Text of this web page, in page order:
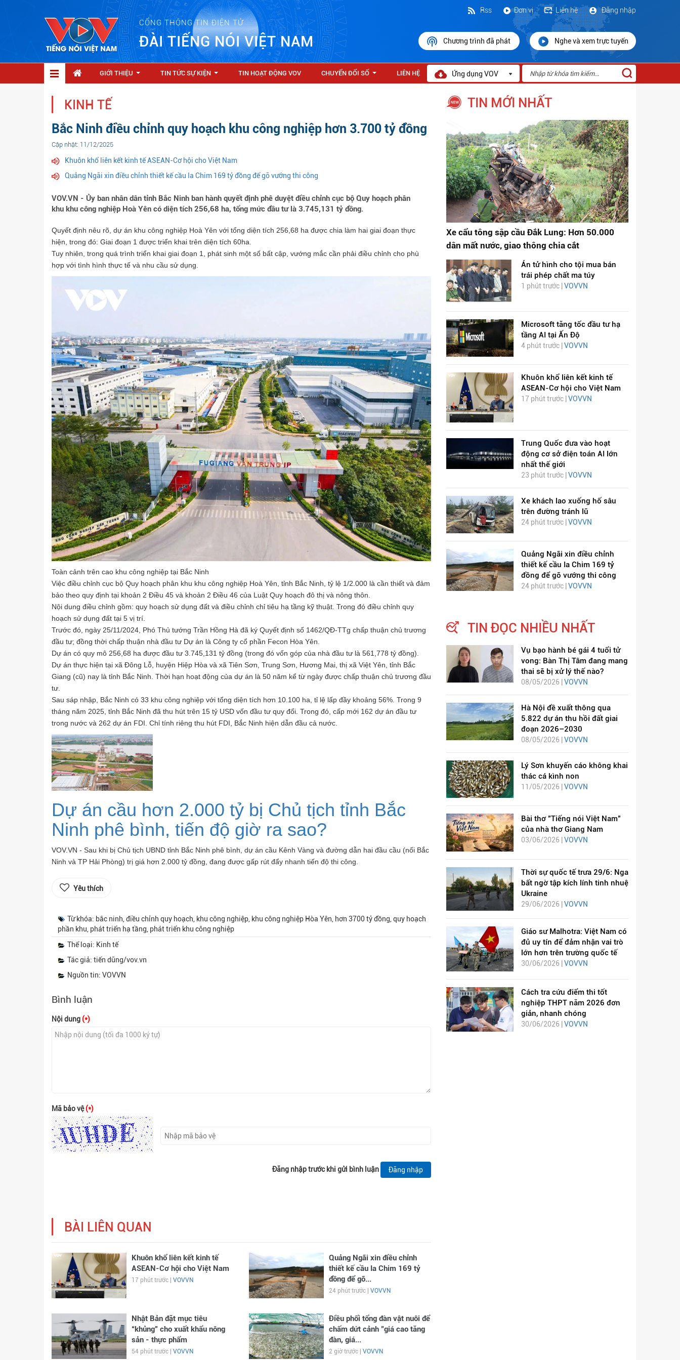
CỔNG THÔNG TIN ĐIỆN TỬ
ĐÀI TIẾNG NÓI VIỆT NAM
Đăng nhập
Liên hệ
Đơn vị
Rss
Chương trình đã phát Nghe và xem trực tuyến
GIỚI THIỆU TIN TỨC SỰ KIỆN TIN HOẠT ĐỘNG VOV CHUYỂN ĐỔI SỐ LIÊN HỆ Ứng dụng VOV
KINH TẾ
Bắc Ninh điều chỉnh quy hoạch khu công nghiệp hơn 3.700 tỷ đồng
Cập nhật: 11/12/2025
Khuôn khổ liên kết kinh tế ASEAN-Cơ hội cho Việt Nam
Quảng Ngãi xin điều chỉnh thiết kế cầu Ia Chim 169 tỷ đồng để gỡ vướng thi công
VOV.VN - Ủy ban nhân dân tỉnh Bắc Ninh ban hành quyết định phê duyệt điều chỉnh cục bộ Quy hoạch phân
khu khu công nghiệp Hoà Yên có diện tích 256,68 ha, tổng mức đầu tư là 3.745,131 tỷ đồng.
Quyết định nêu rõ, dự án khu công nghiệp Hoà Yên với tổng diện tích 256,68 ha được chia làm hai giai đoạn thực
hiện, trong đó: Giai đoạn 1 được triển khai trên diện tích 60ha.
Tuy nhiên, trong quá trình triển khai giai đoạn 1, phát sinh một số bất cập, vướng mắc cần phải điều chỉnh cho phù
hợp với tình hình thực tế và nhu cầu sử dụng.
Toàn cảnh trên cao khu công nghiệp tại Bắc Ninh
Việc điều chỉnh cục bộ Quy hoạch phân khu khu công nghiệp Hoà Yên, tỉnh Bắc Ninh, tỷ lệ 1/2.000 là cần thiết và đảm
bảo theo quy định tại khoản 2 Điều 45 và khoản 2 Điều 46 của Luật Quy hoạch đô thị và nông thôn.
Nội dung điều chỉnh gồm: quy hoạch sử dụng đất và điều chỉnh chỉ tiêu hạ tầng kỹ thuật. Trong đó điều chỉnh quy
hoạch sử dụng đất tại 5 vị trí.
Trước đó, ngày 25/11/2024, Phó Thủ tướng Trần Hồng Hà đã ký Quyết định số 1462/QĐ-TTg chấp thuận chủ trương
đầu tư; đồng thời chấp thuận nhà đầu tư Dự án là Công ty cổ phần Fecon Hòa Yên.
Dự án có quy mô 256,68 ha được đầu tư 3.745,131 tỷ đồng (trong đó vốn góp của nhà đầu tư là 561,778 tỷ đồng).
Dự án thực hiện tại xã Đông Lỗ, huyện Hiệp Hòa và xã Tiên Sơn, Trung Sơn, Hương Mai, thị xã Việt Yên, tỉnh Bắc
Giang (cũ) nay là tỉnh Bắc Ninh. Thời hạn hoạt động của dự án là 50 năm kể từ ngày được chấp thuận chủ trương đầu
tư.
Sau sáp nhập, Bắc Ninh có 33 khu công nghiệp với tổng diện tích hơn 10.100 ha, tỉ lệ lấp đầy khoảng 56%. Trong 9
tháng năm 2025, tỉnh Bắc Ninh đã thu hút trên 15 tỷ USD vốn đầu tư quy đổi. Trong đó, cấp mới 162 dự án đầu tư
trong nước và 262 dự án FDI. Chỉ tính riêng thu hút FDI, Bắc Ninh hiện dẫn đầu cả nước.
Dự án cầu hơn 2.000 tỷ bị Chủ tịch tỉnh Bắc
Ninh phê bình, tiến độ giờ ra sao?
VOV.VN - Sau khi bị Chủ tịch UBND tỉnh Bắc Ninh phê bình, dự án cầu Kênh Vàng và đường dẫn hai đầu cầu (nối Bắc
Ninh và TP Hải Phòng) trị giá hơn 2.000 tỷ đồng, đang được gấp rút đẩy nhanh tiến độ thi công.
Yêu thích
Từ khóa: bắc ninh, điều chỉnh quy hoạch, khu công nghiệp, khu công nghiệp Hòa Yên, hơn 3700 tỷ đồng, quy hoạch
phần khu, phát triển hạ tầng, phát triển khu công nghiệp
Thể loại: Kinh tế
Tác giả: tiến dũng/vov.vn
Nguồn tin: VOVVN
Bình luận
Nội dung (*)
Mã bảo vệ(*)
Đăng nhập trước khi gửi bình luận Đăng nhập
BÀI LIÊN QUAN
Khuôn khổ liên kết kinh tế
ASEAN-Cơ hội cho Việt Nam
17 phút trước | VOVVN
Quảng Ngãi xin điều chỉnh
thiết kế cầu Ia Chim 169 tỷ
đồng để gỡ...
24 phút trước | VOVVN
Nhật Bản đặt mục tiêu
“khủng” cho xuất khẩu nông
sản - thực phẩm
54 phút trước | VOVVN
Điều phối tổng đàn vật nuôi để
chấm dứt cảnh "giá cao tăng
đàn, giá...
2 giờ trước | VOVVN
TIN MỚI NHẤT
Xe cẩu tông sập cầu Đắk Lung: Hơn 50.000
dân mất nước, giao thông chia cắt
Án tử hình cho tội mua bán
trái phép chất ma túy
1 phút trước |VOVVN
Microsoft tăng tốc đầu tư hạ
tầng AI tại Ấn Độ
4 phút trước | VOVVN
Khuôn khổ liên kết kinh tế
ASEAN-Cơ hội cho Việt Nam
17 phút trước | VOVVN
Trung Quốc đưa vào hoạt
động cơ sở điện toán AI lớn
nhất thế giới
23 phút trước | VOVVN
Xe khách lao xuống hố sâu
trên đường tránh lũ
24 phút trước | VOVVN
Quảng Ngãi xin điều chỉnh
thiết kế cầu Ia Chim 169 tỷ
đồng để gỡ vướng thi công
24 phút trước | VOVVN
TIN ĐỌC NHIỀU NHẤT
Vụ bạo hành bé gái 4 tuổi tử
vong: Bàn Thị Tâm đang mang
thai sẽ bị xử lý thế nào?
08/05/2026 | VOVVN
Hà Nội đề xuất thông qua
5.822 dự án thu hồi đất giai
đoạn 2026–2030
08/05/2026 | VOVVN
Lý Sơn khuyến cáo không khai
thác cá kình non
11/05/2026 | VOVVN
Bài thơ "Tiếng nói Việt Nam"
của nhà thơ Giang Nam
03/06/2026 | VOVVN
Thời sự quốc tế trưa 29/6: Nga
bất ngờ tập kích lính tinh nhuệ
Ukraine
29/06/2026 | VOVVN
Giáo sư Malhotra: Việt Nam có
đủ uy tín để đảm nhận vai trò
lớn hơn trên trường quốc tế
30/06/2026 | VOVVN
Cách tra cứu điểm thi tốt
nghiệp THPT năm 2026 đơn
giản, nhanh chóng
30/06/2026 |VOVVN